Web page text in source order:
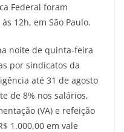
Federal foram
12h, em São Paulo.
noite de quinta-feira
por sindicatos da
até 31 de agosto
de 8% nos salários,
(VA) e refeição
1.000,00 em vale